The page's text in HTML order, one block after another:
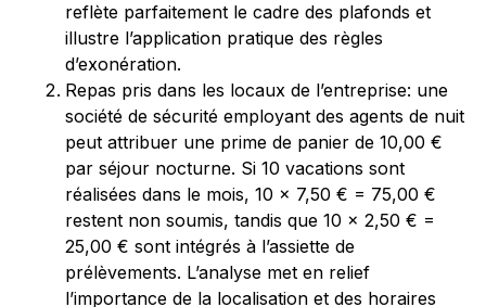
reflète parfaitement le cadre des plafonds et
illustre l’application pratique des règles
d’exonération.
Repas pris dans les locaux de l’entreprise: une
société de sécurité employant des agents de nuit
peut attribuer une prime de panier de 10,00 €
par séjour nocturne. Si 10 vacations sont
réalisées dans le mois, 10 × 7,50 € = 75,00 €
restent non soumis, tandis que 10 × 2,50 € =
25,00 € sont intégrés à l’assiette de
prélèvements. L’analyse met en relief
l’importance de la localisation et des horaires